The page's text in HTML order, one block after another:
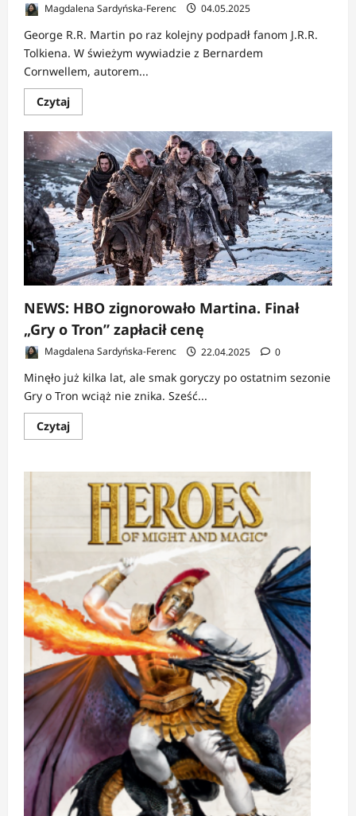
Magdalena Sardyńska-Ferenc 04.05.2025
George R.R. Martin po raz kolejny podpadł fanom J.R.R.
Tolkiena. W świeżym wywiadzie z Bernardem
Cornwellem, autorem...
CzytajDowiedz
się
o
NEWS:
Martin
zdetronizował
Tolkiena?!
NEWS: HBO zignorowało Martina. Finał
„Gry o Tron” zapłacił cenę
Magdalena Sardyńska-Ferenc 22.04.2025 0
Minęło już kilka lat, ale smak goryczy po ostatnim sezonie
Gry o Tron wciąż nie znika. Sześć...
CzytajDowiedz
się
NEWS:
HBO
zignorowało
Martina.
Finał
Tron”
cenę